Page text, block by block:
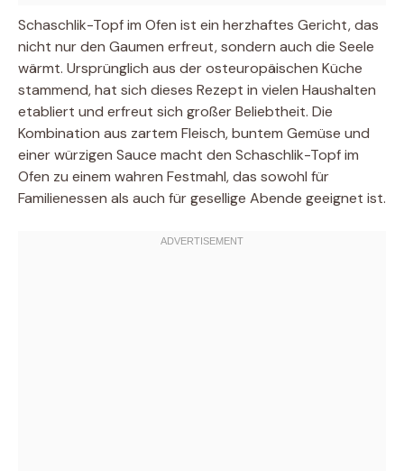
Schaschlik-Topf im Ofen ist ein herzhaftes Gericht, das
nicht nur den Gaumen erfreut, sondern auch die Seele
wärmt. Ursprünglich aus der osteuropäischen Küche
stammend, hat sich dieses Rezept in vielen Haushalten
etabliert und erfreut sich großer Beliebtheit. Die
Kombination aus zartem Fleisch, buntem Gemüse und
einer würzigen Sauce macht den Schaschlik-Topf im
Ofen zu einem wahren Festmahl, das sowohl für
Familienessen als auch für gesellige Abende geeignet ist.